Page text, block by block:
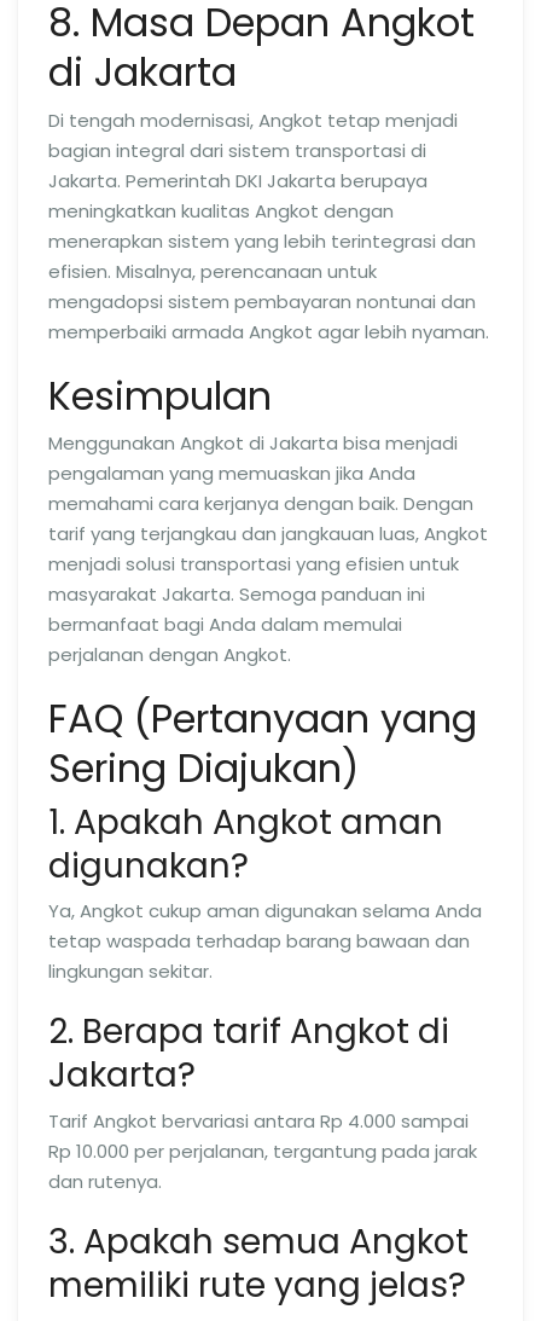
8. Masa Depan Angkot
di Jakarta
Di tengah modernisasi, Angkot tetap menjadi
bagian integral dari sistem transportasi di
Jakarta. Pemerintah DKI Jakarta berupaya
meningkatkan kualitas Angkot dengan
menerapkan sistem yang lebih terintegrasi dan
efisien. Misalnya, perencanaan untuk
mengadopsi sistem pembayaran nontunai dan
memperbaiki armada Angkot agar lebih nyaman.
Kesimpulan
Menggunakan Angkot di Jakarta bisa menjadi
pengalaman yang memuaskan jika Anda
memahami cara kerjanya dengan baik. Dengan
tarif yang terjangkau dan jangkauan luas, Angkot
menjadi solusi transportasi yang efisien untuk
masyarakat Jakarta. Semoga panduan ini
bermanfaat bagi Anda dalam memulai
perjalanan dengan Angkot.
FAQ (Pertanyaan yang
Sering Diajukan)
1. Apakah Angkot aman
digunakan?
Ya, Angkot cukup aman digunakan selama Anda
tetap waspada terhadap barang bawaan dan
lingkungan sekitar.
2. Berapa tarif Angkot di
Jakarta?
Tarif Angkot bervariasi antara Rp 4.000 sampai
Rp 10.000 per perjalanan, tergantung pada jarak
dan rutenya.
3. Apakah semua Angkot
memiliki rute yang jelas?